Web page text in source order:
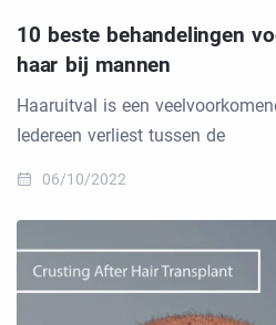
10 beste behandelingen
haar bij mannen
Haaruitval is een
Iedereen verliest tussen de
06/10/2022